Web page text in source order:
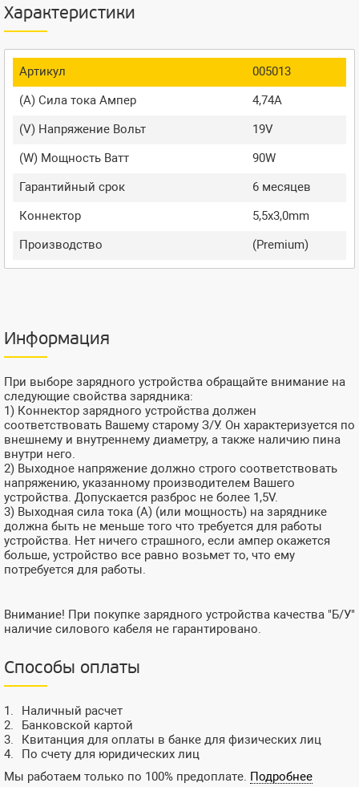
Характеристики
Артикул
005013
(A) Сила тока Ампер
4,74A
(V) Напряжение Вольт
19V
(W) Мощность Ватт
90W
Гарантийный срок
6 месяцев
Коннектор
5,5x3,0mm
Производство
(Premium)
Информация
При выборе зарядного устройства обращайте внимание на
следующие свойства зарядника:
1) Коннектор зарядного устройства должен
соответствовать Вашему старому З/У. Он характеризуется по
внешнему и внутреннему диаметру, а также наличию пина
внутри него.
2) Выходное напряжение должно строго соответствовать
напряжению, указанному производителем Вашего
устройства. Допускается разброс не более 1,5V.
3) Выходная сила тока (А) (или мощность) на заряднике
должна быть не меньше того что требуется для работы
устройства. Нет ничего страшного, если ампер окажется
больше, устройство все равно возьмет то, что ему
потребуется для работы.
Внимание! При покупке зарядного устройства качества "Б/У"
наличие силового кабеля не гарантировано.
Способы оплаты
Наличный расчет
Банковской картой
Квитанция для оплаты в банке для физических лиц
По счету для юридических лиц
Мы работаем только по 100% предоплате. Подробнее